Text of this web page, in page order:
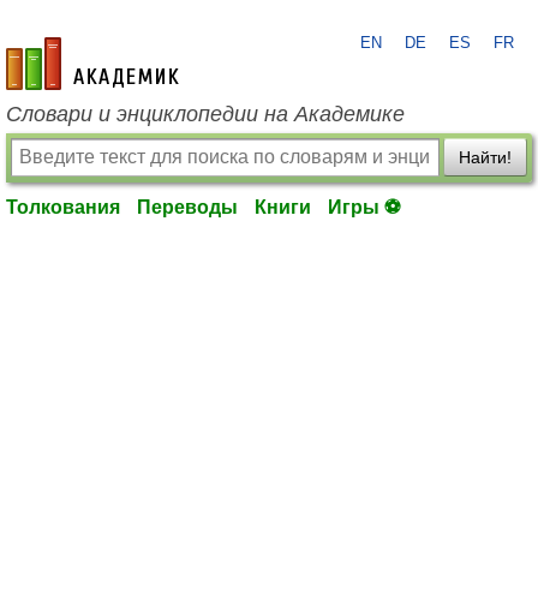
academic.ru
EN DE ES FR
Словари и энциклопедии на Академике
Найти!
Толкования Переводы Книги Игры ⚽